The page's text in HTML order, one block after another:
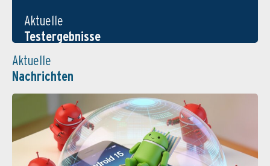
Aktuelle
Testergebnisse
Aktuelle
Nachrichten